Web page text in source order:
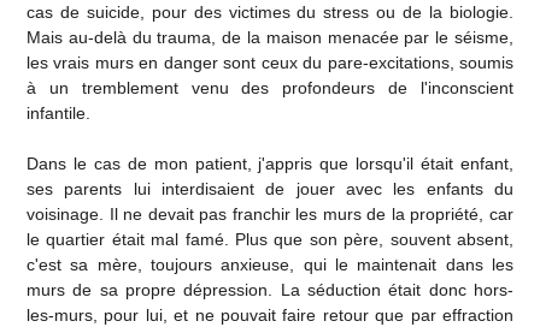
cas de suicide, pour des victimes du stress ou de la biologie.
Mais au-delà du trauma, de la maison menacée par le séisme,
les vrais murs en danger sont ceux du pare-excitations, soumis
à un tremblement venu des profondeurs de l'inconscient
infantile.
Dans le cas de mon patient, j'appris que lorsqu'il était enfant,
ses parents lui interdisaient de jouer avec les enfants du
voisinage. Il ne devait pas franchir les murs de la propriété, car
le quartier était mal famé. Plus que son père, souvent absent,
c'est sa mère, toujours anxieuse, qui le maintenait dans les
murs de sa propre dépression. La séduction était donc hors-
les-murs, pour lui, et ne pouvait faire retour que par effraction